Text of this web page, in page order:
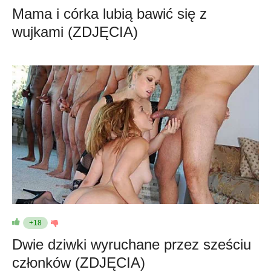
Mama i córka lubią bawić się z
wujkami (ZDJĘCIA)
+18
Dwie dziwki wyruchane przez sześciu
członków (ZDJĘCIA)